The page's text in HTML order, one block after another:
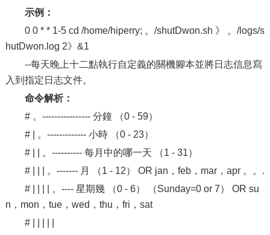
示例：
0 0 * * 1-5 cd /home/hiperry; 。/shutDwon.sh 》 。/logs/s
hutDwon.log 2》&1
--每天晚上十二點執行自定義的關機腳本並將日志信息寫
入到指定日志文件。
命令解析：
# 。---------------- 分鐘 （0 - 59）
# | 。------------- 小時 （0 - 23）
# | | 。---------- 每月中的哪一天 （1 - 31）
# | | | 。------- 月 （1 - 12） OR jan，feb，mar，apr 。。.
# | | | | 。---- 星期幾 （0 - 6） （Sunday=0 or 7） OR su
n，mon，tue，wed，thu，fri，sat
# | | | | |